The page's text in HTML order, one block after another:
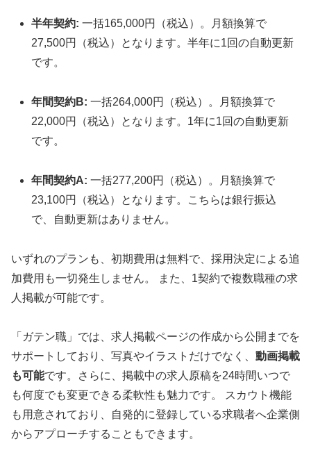
半年契約: 一括165,000円（税込）。月額換算で
27,500円（税込）となります。半年に1回の自動更新
です。
年間契約B: 一括264,000円（税込）。月額換算で
22,000円（税込）となります。1年に1回の自動更新
です。
年間契約A: 一括277,200円（税込）。月額換算で
23,100円（税込）となります。こちらは銀行振込
で、自動更新はありません。
いずれのプランも、初期費用は無料で、採用決定による追
加費用も一切発生しません。
また、1契約で複数職種の求
人掲載が可能です。
「ガテン職」では、求人掲載ページの作成から公開までを
サポートしており、写真やイラストだけでなく、 動画掲載
も可能です。
さらに、掲載中の求人原稿を24時間いつで
も何度でも変更できる柔軟性も魅力です。
スカウト機能
も用意されており、自発的に登録している求職者へ企業側
からアプローチすることもできます。